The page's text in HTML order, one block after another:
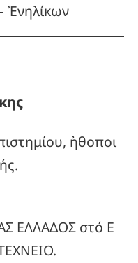
Ἐνηλίκων
ἠθοποι
ΕΛΛΑΔΟΣ στό Ε